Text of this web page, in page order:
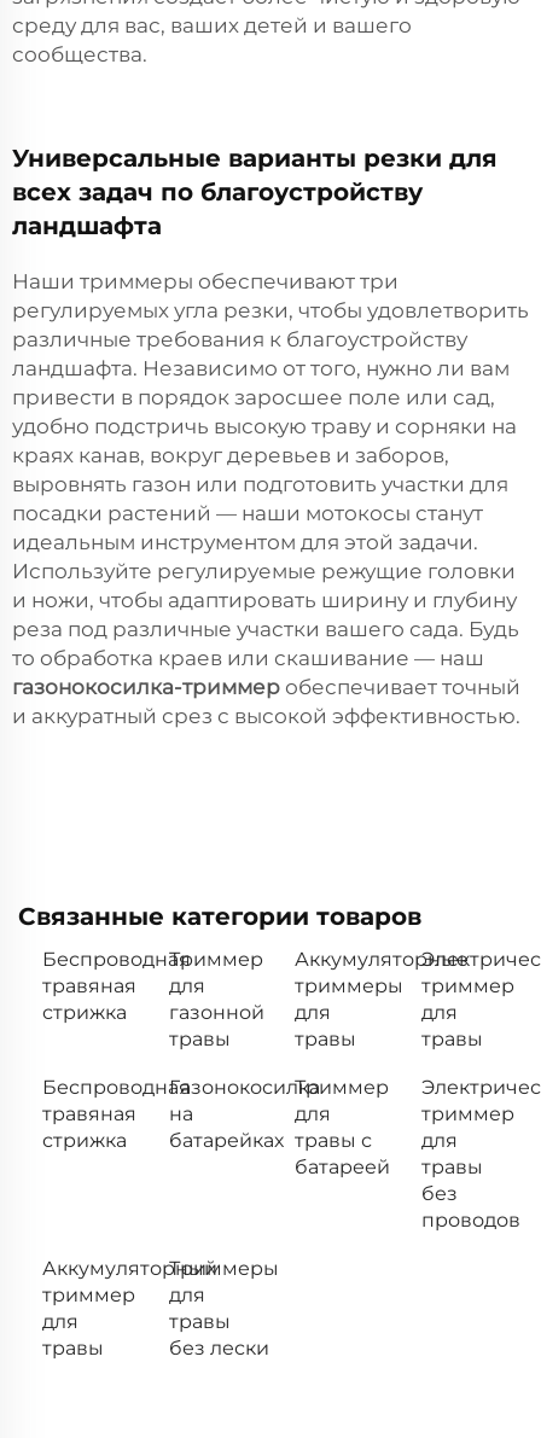
среду для вас, ваших детей и вашего
сообщества.
Универсальные варианты резки для
всех задач по благоустройству
ландшафта
Наши триммеры обеспечивают три
регулируемых угла резки, чтобы удовлетворить
различные требования к благоустройству
ландшафта. Независимо от того, нужно ли вам
привести в порядок заросшее поле или сад,
удобно подстричь высокую траву и сорняки на
краях канав, вокруг деревьев и заборов,
выровнять газон или подготовить участки для
посадки растений — наши мотокосы станут
идеальным инструментом для этой задачи.
Используйте регулируемые режущие головки
и ножи, чтобы адаптировать ширину и глубину
реза под различные участки вашего сада. Будь
то обработка краев или скашивание — наш
газонокосилка-триммер обеспечивает точный
и аккуратный срез с высокой эффективностью.
Связанные категории товаров
Беспроводная
травяная
стрижка
Триммер
для
газонной
травы
Аккумуляторные
триммеры
для
травы
триммер
для
травы
Беспроводная
травяная
стрижка
Газонокосилка
на
батарейках
Триммер
для
травы с
батареей
триммер
для
травы
без
проводов
Аккумуляторный
триммер
для
травы
Триммеры
для
травы
без лески